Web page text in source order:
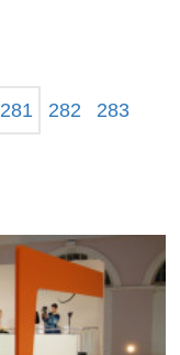
281 282 283